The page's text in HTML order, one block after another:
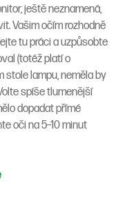
ještě neznamená,
Vašim očím rozhodně
tu práci a uzpůsobte
(totéž platí o
stole lampu, neměla by
spíše tlumenější
dopadat přímé
oči na 5–10 minut